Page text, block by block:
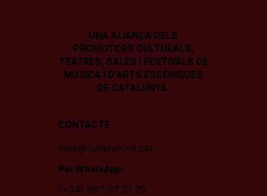
UNA ALIANÇA DELS
PROMOTORS CULTURALS,
TEATRES, SALES I FESTIVALS DE
MÚSICA I D’ARTS ESCÈNIQUES
DE CATALUNYA.
CONTACTE
hola@culturajove.cat
Per WhatsApp:
(+34) 667 07 21 79